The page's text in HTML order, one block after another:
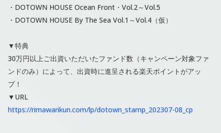
・DOTOWN HOUSE Ocean Front・Vol.2～Vol.5
・DOTOWN HOUSE By The Sea Vol.1～Vol.4（仮）
▼特典
30万円以上ご出資いただいたファンド数（キャンペーン対象ファ
ンドのみ）によって、出資時に進呈される楽天ポイントがアッ
プ！
▼URL
https://rimawarikun.com/lp/dotown_stamp_202307-08_cp